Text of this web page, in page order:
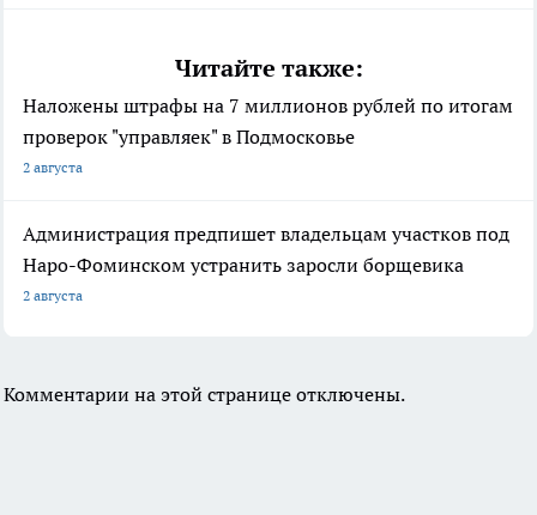
Читайте также:
Наложены штрафы на 7 миллионов рублей по итогам
проверок "управляек" в Подмосковье
2 августа
Администрация предпишет владельцам участков под
Наро-Фоминском устранить заросли борщевика
2 августа
Комментарии на этой странице отключены.